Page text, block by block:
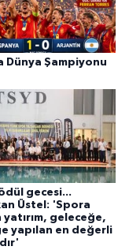
Dünya Şampiyonu
ödül gecesi...
Üstel: 'Spora
yatırım, geleceğe,
yapılan en değerli